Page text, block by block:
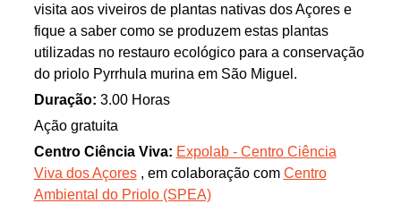
visita aos viveiros de plantas nativas dos Açores e
fique a saber como se produzem estas plantas
utilizadas no restauro ecológico para a conservação
do priolo Pyrrhula murina em São Miguel.
Duração: 3.00 Horas
Ação gratuita
Centro Ciência Viva: Expolab - Centro Ciência
Viva dos Açores, em colaboração com Centro
Ambiental do Priolo (SPEA)